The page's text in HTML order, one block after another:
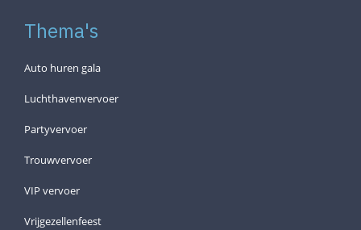
Thema's
Auto huren gala
Luchthavenvervoer
Partyvervoer
Trouwvervoer
VIP vervoer
Vrijgezellenfeest